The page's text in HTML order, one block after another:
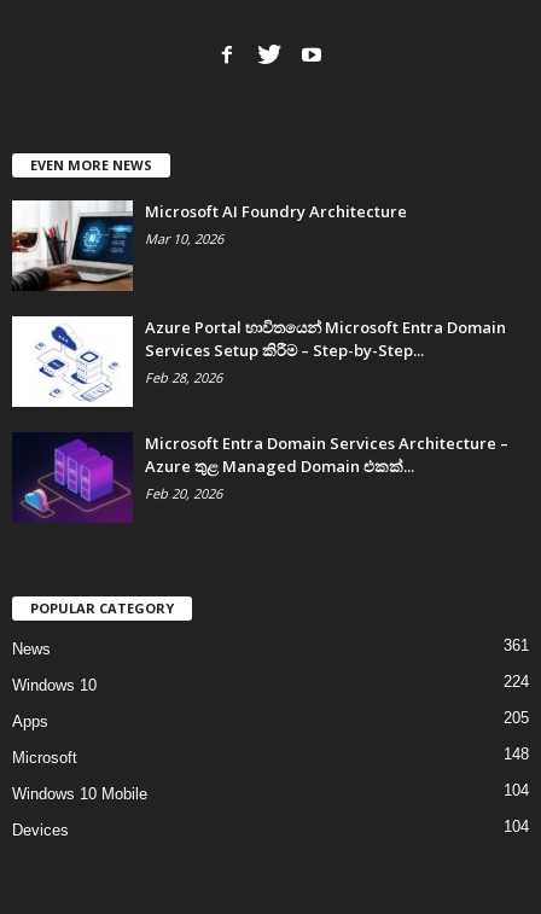
EVEN MORE NEWS
Microsoft AI Foundry Architecture
Mar 10, 2026
Azure Portal භාවිතයෙන් Microsoft Entra Domain
Services Setup කිරීම – Step-by-Step...
Feb 28, 2026
Microsoft Entra Domain Services Architecture –
Azure තුළ Managed Domain එකක්...
Feb 20, 2026
POPULAR CATEGORY
News 361
Windows 10 224
Apps 205
Microsoft 148
Windows 10 Mobile 104
Devices 104